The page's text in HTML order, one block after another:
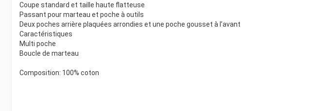
Coupe standard et taille haute flatteuse
Passant pour marteau et poche à outils
Deux poches arrière plaquées arrondies et une poche gousset à l’avant
Caractéristiques
Multi poche
Boucle de marteau
Composition: 100% coton